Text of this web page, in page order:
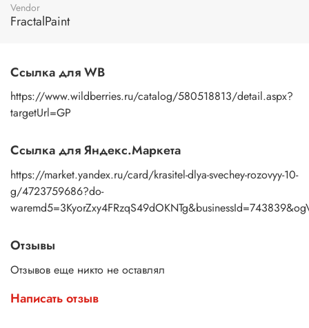
Vendor
FractalPaint
Ссылка для WB
https://www.wildberries.ru/catalog/580518813/detail.aspx?
targetUrl=GP
Ссылка для Яндекс.Маркета
https://market.yandex.ru/card/krasitel-dlya-svechey-rozovyy-10-
g/4723759686?do-
Отзывы
Отзывов еще никто не оставлял
Написать отзыв